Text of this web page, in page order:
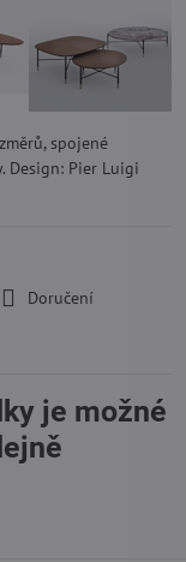
spojené
Design: Pier Luigi
Doručení
je možné